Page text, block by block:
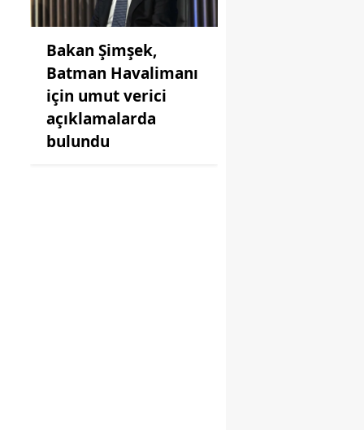
Bakan Şimşek,
Batman Havalimanı
için umut verici
açıklamalarda
bulundu